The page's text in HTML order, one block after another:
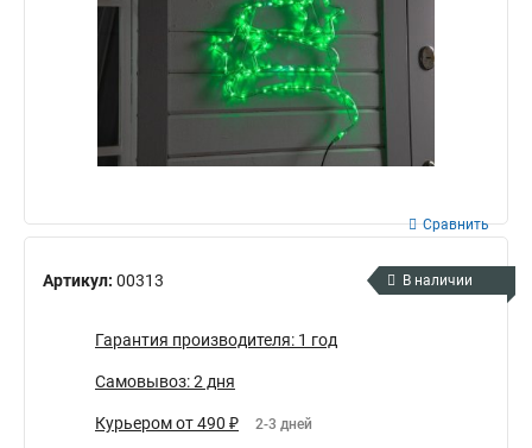
Артикул: 00313
Сравнить
В наличии
Гарантия производителя: 1 год
Самовывоз: 2 дня
Курьером от 490 ₽ 2-3 дней